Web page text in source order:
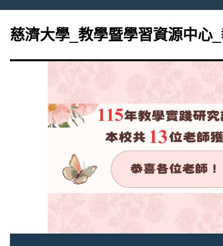
主
要
容
慈濟大學_教學暨學習資源中心